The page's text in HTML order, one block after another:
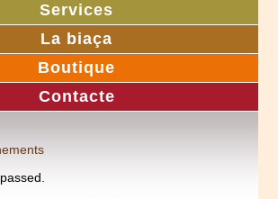
Services
La biaça
Boutique
Contacte